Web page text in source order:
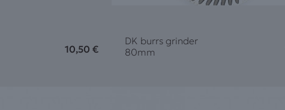
10,50 €
DK burrs grinder
80mm